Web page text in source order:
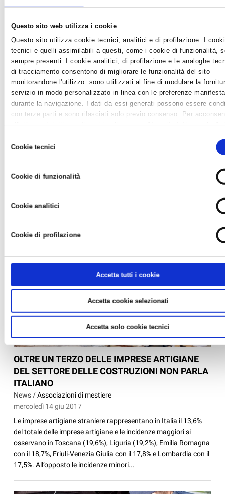
Questo sito web utilizza i cookie
Questo sito utilizza cookie tecnici, analitici e di profilazione. I
tecnici e quelli assimilabili a questi, come i cookie di funzionalità,
sempre presenti. I cookie analitici, di profilazione e le analoghe
di tracciamento consentono di migliorare le funzionalità del sito
monitorandone l'utilizzo: sono utilizzati al fine di modulare la
servizio in modo personalizzato in linea con le preferenze
durante la navigazione. I dati da essi generati possono essere
con terze parti e sono rilasciati solo previo consenso. Per
all'utilizzo di tutti questi cookie cliccare su "Accetta tutti i cookie".
cookie". Cliccare su "Usa solo cookie tecnici" comporta il
impostazioni di default e dunque la continuazione della navigazione
quelli tecnici. Infine, per avere maggiori informazioni, leggere la
delCookie tecnici
Cookie di funzionalità
Cookie analitici
Cookie di profilazione
Accetta tutti i cookie
Accetta cookie selezionati
Accetta solo cookie tecnici
DIVIETO DI SOMMINISTRAZIONE DI PRODOTTI
ALIMENTARI CONTENENTI UOVA E CARNE
CRUDA
News / Associazioni di mestiere
lunedì 17 lug 2017
In questi giorni stanno entrando in vigore, in quasi tutti i Comuni
della nostra Provincia, le Ordinanze che vietano la
consumo a trattamento di cottura e di salumi a pasta macinata
stagionatur...
OLTRE UN TERZO DELLE IMPRESE ARTIGIANE
DEL SETTORE DELLE COSTRUZIONI NON PARLA
ITALIANO
News /Associazioni di mestiere
mercoledì 14 giu 2017
Le imprese artigiane straniere rappresentano in Italia il 13,6%
del totale delle imprese artigiane e le incidenze maggiori si
osservano in Toscana (19,6%), Liguria (19,2%), Emilia Romagna
con il 18,7%, Friuli-Venezia Giulia con il 17,8% e Lombardia con il
17,5%. All’opposto le incidenze minori...